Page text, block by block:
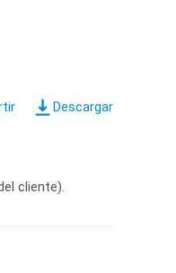
Descargar
cliente).